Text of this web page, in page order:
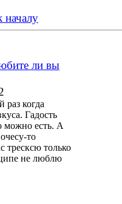
началу
ли вы
когда
Гадость
можно есть. А
то
тресксю только
не люблю